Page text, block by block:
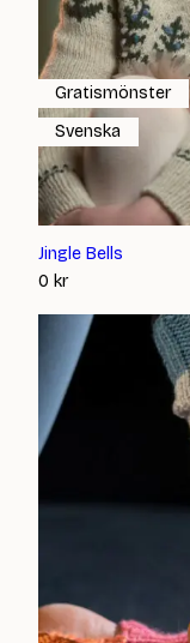
Jingle Bells
0 kr
Gratismönster
Svenska